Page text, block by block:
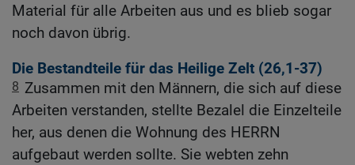
Material für alle Arbeiten aus und es blieb sogar
noch davon übrig.
Die Bestandteile für das Heilige Zelt (26,1-37)
8 Zusammen mit den Männern, die sich auf diese
Arbeiten verstanden, stellte Bezalel die Einzelteile
her, aus denen die Wohnung des HERRN
aufgebaut werden sollte. Sie webten zehn